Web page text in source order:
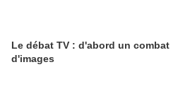
Le débat TV : d'abord un combat
d'images